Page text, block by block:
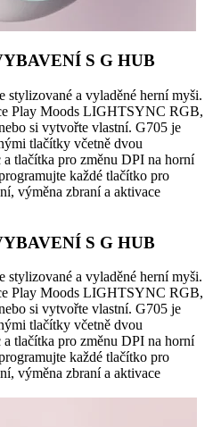
S G HUB
stylizované a vyladěné herní myši.
Play Moods LIGHTSYNC RGB,
si vytvořte vlastní. G705 je
tlačítky včetně dvou
tlačítka pro změnu DPI na horní
každé tlačítko pro
výměna zbraní a aktivace
S G HUB
stylizované a vyladěné herní myši.
Play Moods LIGHTSYNC RGB,
si vytvořte vlastní. G705 je
tlačítky včetně dvou
tlačítka pro změnu DPI na horní
každé tlačítko pro
výměna zbraní a aktivace